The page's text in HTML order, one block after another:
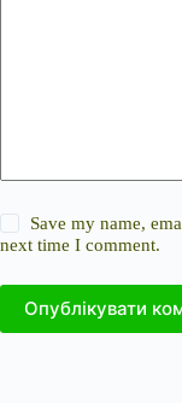
Save my name,
next time I comment.
Опублікувати